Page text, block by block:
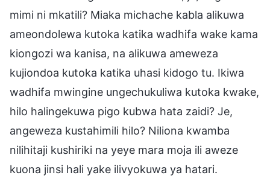
mimi ni mkatili? Miaka michache kabla alikuwa
ameondolewa kutoka katika wadhifa wake kama
kiongozi wa kanisa, na alikuwa ameweza
kujiondoa kutoka katika uhasi kidogo tu. Ikiwa
wadhifa mwingine ungechukuliwa kutoka kwake,
hilo halingekuwa pigo kubwa hata zaidi? Je,
angeweza kustahimili hilo? Niliona kwamba
nilihitaji kushiriki na yeye mara moja ili aweze
kuona jinsi hali yake ilivyokuwa ya hatari.